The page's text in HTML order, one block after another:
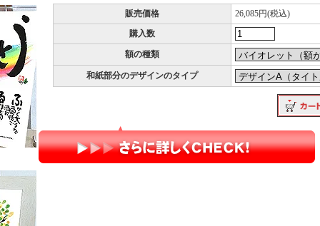
販売価格
26,085円(税込)
購入数
額の種類
和紙部分のデザインのタイプ